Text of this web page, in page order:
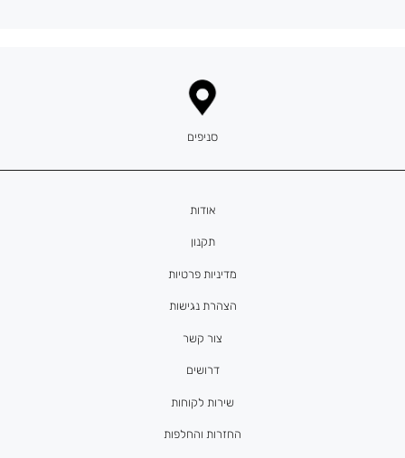
אודות
תקנון
מדיניות פרטיות
הצהרת נגישות
צור קשר
דרושים
סניפים
שירות לקוחות
החזרות והחלפות